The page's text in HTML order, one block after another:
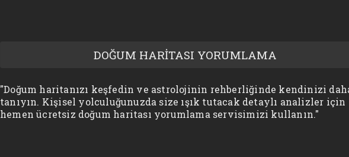
DOĞUM HARİTASI YORUMLAMA
"Doğum haritanızı keşfedin ve astrolojinin rehberliğinde kendinizi
tanıyın. Kişisel yolculuğunuzda size ışık tutacak detaylı analizler için
hemen ücretsiz doğum haritası yorumlama servisimizi kullanın."